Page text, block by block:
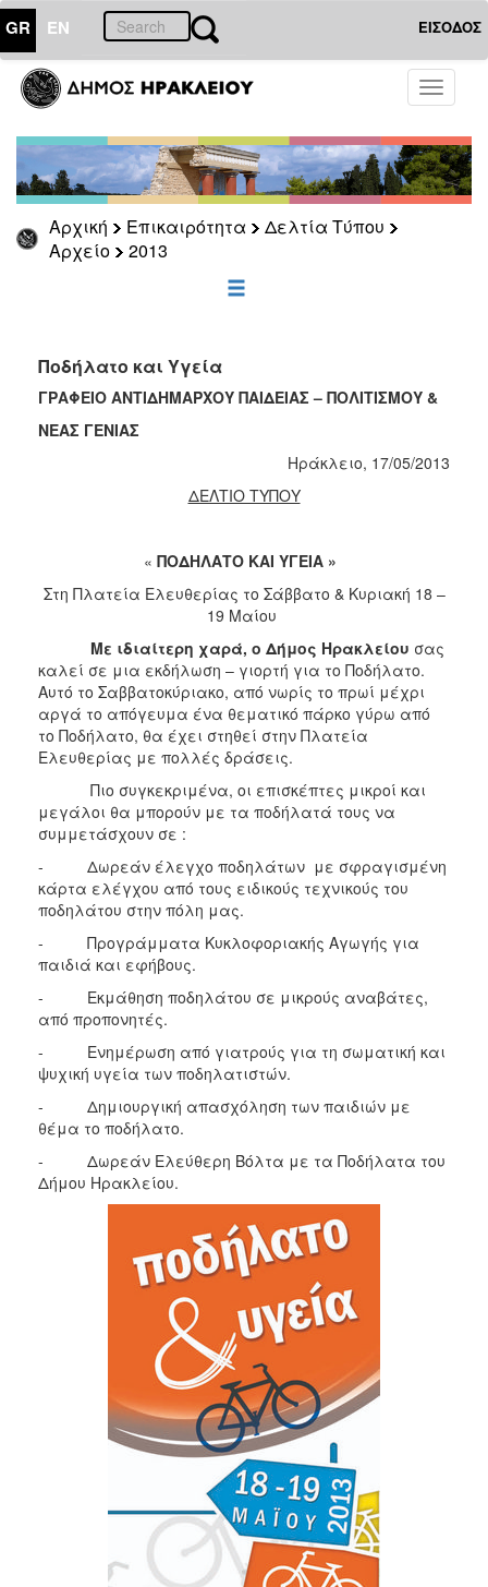
GR EN ΕΙΣΟΔΟΣ
Toggle
Αρχική Επικαιρότητα
Δελτία Τύπου
Αρχείο
2013
ΕΠΙΚΑΙΡΟΤΗΤΑ
Τύπου
Αρχείο
2026
2025
2021
2020
2019
2013
2011
2010
2006
ΔΗΜΟΤΗΣ
ΕΠΙΣΚΕΠΤΗΣ
Ποδήλατο και Υγεία
ΓΡΑΦΕΙΟ ΑΝΤΙΔΗΜΑΡΧΟΥ ΠΑΙΔΕΙΑΣ – ΠΟΛΙΤΙΣΜΟΥ &
ΝΕΑΣ ΓΕΝΙΑΣ
Ηράκλειο, 17/05/2013
ΔΕΛΤΙΟ ΤΥΠΟΥ
« ΠΟΔΗΛΑΤΟ ΚΑΙ ΥΓΕΙΑ »
Στη Πλατεία Ελευθερίας το Σάββατο & Κυριακή 18 –
19 Μαίου
Με ιδιαίτερη χαρά, ο Δήμος Ηρακλείου σας
καλεί σε μια εκδήλωση – γιορτή για το Ποδήλατο.
Αυτό το Σαββατοκύριακο, από νωρίς το πρωί μέχρι
αργά το απόγευμα ένα θεματικό πάρκο γύρω από
το Ποδήλατο, θα έχει στηθεί στην Πλατεία
Ελευθερίας με πολλές δράσεις.
Πιο συγκεκριμένα, οι επισκέπτες μικροί και
μεγάλοι θα μπορούν με τα ποδήλατά τους να
συμμετάσχουν σε :
- Δωρεάν έλεγχο ποδηλάτων με σφραγισμένη
κάρτα ελέγχου από τους ειδικούς τεχνικούς του
ποδηλάτου στην πόλη μας.
- Προγράμματα Κυκλοφοριακής Αγωγής για
παιδιά και εφήβους.
- Εκμάθηση ποδηλάτου σε μικρούς αναβάτες,
από προπονητές.
- Ενημέρωση από γιατρούς για τη σωματική και
ψυχική υγεία των ποδηλατιστών.
- Δημιουργική απασχόληση των παιδιών με
θέμα το ποδήλατο.
- Δωρεάν Ελεύθερη Βόλτα με τα Ποδήλατα του
Δήμου Ηρακλείου.